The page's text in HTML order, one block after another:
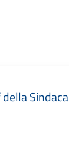
Sindaca